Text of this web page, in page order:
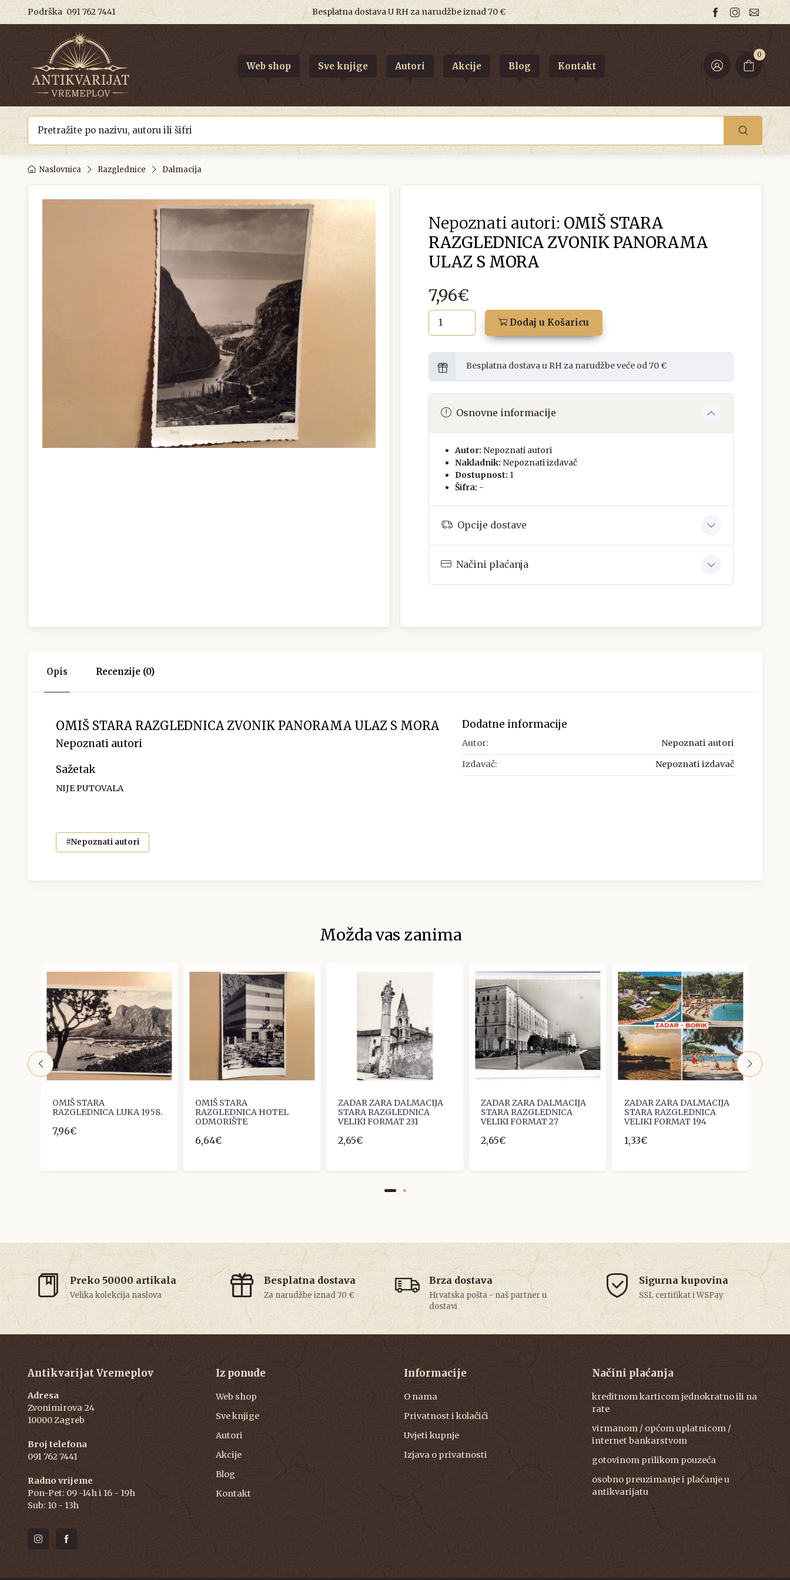
Podrška 091 762 7441 Besplatna dostava U RH za narudžbe iznad 70 €
0
Web shop Sve knjige Autori Akcije Blog Kontakt
Naslovnica Razglednice Dalmacija
Nepoznati autori: OMIŠ STARA
RAZGLEDNICA ZVONIK PANORAMA
ULAZ S MORA
7,96€
Dodaj u Košaricu
Besplatna dostava u RH za narudžbe veće od 70 €
Osnovne informacije
Autor: Nepoznati autori
Nakladnik: Nepoznati izdavač
Dostupnost: 1
Šifra: -
Opcije dostave
Načini plaćanja
Opis Recenzije (0)
OMIŠ STARA RAZGLEDNICA ZVONIK PANORAMA ULAZ S MORA
Nepoznati autori
Sažetak
NIJE PUTOVALA
#Nepoznati autori
Dodatne informacije
Autor: Nepoznati autori
Izdavač: Nepoznati izdavač
Možda vas zanima
OMIŠ STARA
RAZGLEDNICA LUKA 1958.
7,96€
OMIŠ STARA
RAZGLEDNICA HOTEL
ODMORIŠTE
6,64€
ZADAR ZARA DALMACIJA
STARA RAZGLEDNICA
VELIKI FORMAT 231
2,65€
ZADAR ZARA DALMACIJA
STARA RAZGLEDNICA
VELIKI FORMAT 27
2,65€
ZADAR ZARA DALMACIJA
STARA RAZGLEDNICA
VELIKI FORMAT 194
1,33€
Preko 50000 artikala
Velika kolekcija naslova
Besplatna dostava
Za narudžbe iznad 70 €
Brza dostava
Hrvatska pošta - naš partner u
dostavi
Sigurna kupovina
SSL certifikat i WSPay
Antikvarijat Vremeplov
Adresa
Zvonimirova 24
10000 Zagreb
Broj telefona
091 762 7441
Radno vrijeme
Pon-Pet: 09 -14h i 16 - 19h
Sub: 10 - 13h
Iz ponude
Web shop
Sve knjige
Autori
Akcije
Blog
Kontakt
Informacije
O nama
Privatnost i kolačići
Uvjeti kupnje
Izjava o privatnosti
Načini plaćanja
kreditnom karticom jednokratno ili na
rate
virmanom / općom uplatnicom /
internet bankarstvom
gotovinom prilikom pouzeća
osobno preuzimanje i plaćanje u
antikvarijatu